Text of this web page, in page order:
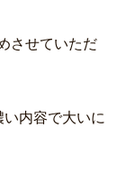
させていただ
内容で大いに